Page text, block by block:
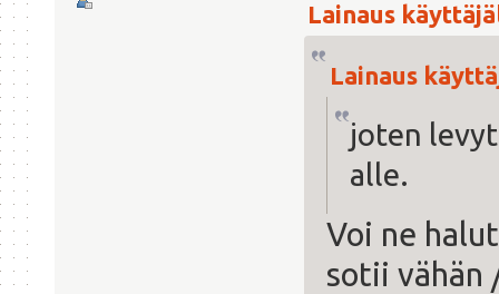
Lainaus
Lainaus
joten
alle.
Voi ne
sotii vähän